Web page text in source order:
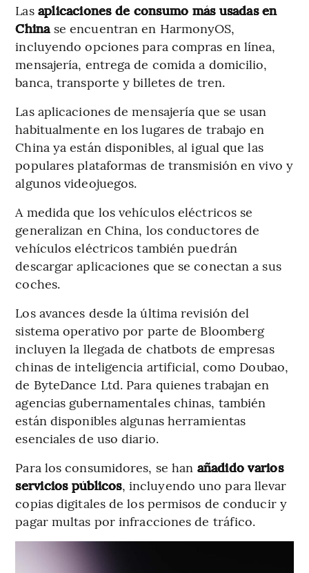
Las aplicaciones de consumo más usadas en
China se encuentran en HarmonyOS,
incluyendo opciones para compras en línea,
mensajería, entrega de comida a domicilio,
banca, transporte y billetes de tren.
Las aplicaciones de mensajería que se usan
habitualmente en los lugares de trabajo en
China ya están disponibles, al igual que las
populares plataformas de transmisión en vivo y
algunos videojuegos.
A medida que los vehículos eléctricos se
generalizan en China, los conductores de
vehículos eléctricos también puedrán
descargar aplicaciones que se conectan a sus
coches.
Los avances desde la última revisión del
sistema operativo por parte de Bloomberg
incluyen la llegada de chatbots de empresas
chinas de inteligencia artificial, como Doubao,
de ByteDance Ltd. Para quienes trabajan en
agencias gubernamentales chinas, también
están disponibles algunas herramientas
esenciales de uso diario.
Para los consumidores, se han añadido varios
servicios públicos, incluyendo uno para llevar
copias digitales de los permisos de conducir y
pagar multas por infracciones de tráfico.